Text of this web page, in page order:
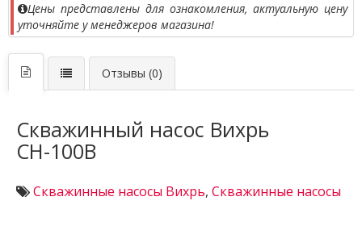
Цены представлены для ознакомления, актуальную цену
уточняйте у менеджеров магазина!
Отзывы (0)
Скважинный насос Вихрь
СН-100B
Скважинные насосы Вихрь, Скважинные насосы